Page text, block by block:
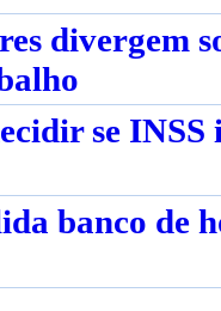
divergem
se
banco de